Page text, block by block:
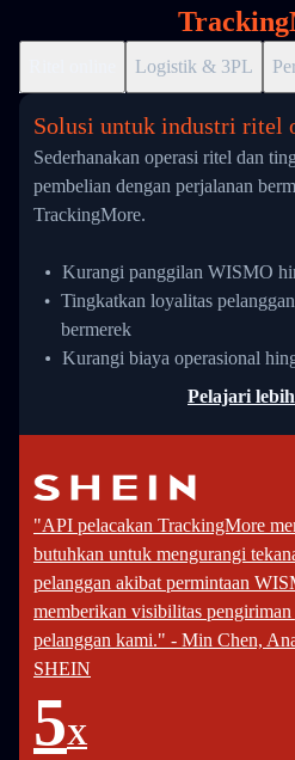
Logistik & 3PL
Solusi untuk industri ritel
Sederhanakan operasi ritel dan
pembelian dengan perjalanan
TrackingMore.
Kurangi panggilan WISMO
Tingkatkan loyalitas
bermerek
Kurangi biaya operasional
Pelajari
"API pelacakan TrackingMore
butuhkan untuk mengurangi
pelanggan akibat permintaan
memberikan visibilitas
pelanggan kami." - Min Chen,
SHEIN
5X